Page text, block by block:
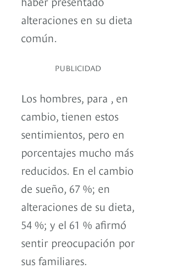
alteraciones en su dieta
común.
PUBLICIDAD
Los hombres, para , en
cambio, tienen estos
sentimientos, pero en
porcentajes mucho más
reducidos. En el cambio
de sueño, 67 %; en
alteraciones de su dieta,
54 %; y el 61 % afirmó
sentir preocupación por
sus familiares.